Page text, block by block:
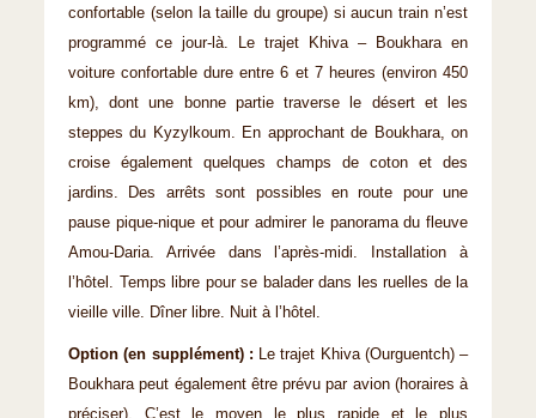
confortable (selon la taille du groupe) si aucun train n’est
programmé ce jour-là. Le trajet Khiva – Boukhara en
voiture confortable dure entre 6 et 7 heures (environ 450
km), dont une bonne partie traverse le désert et les
steppes du Kyzylkoum. En approchant de Boukhara, on
croise également quelques champs de coton et des
jardins. Des arrêts sont possibles en route pour une
pause pique-nique et pour admirer le panorama du fleuve
Amou-Daria. Arrivée dans l’après-midi. Installation à
l’hôtel. Temps libre pour se balader dans les ruelles de la
vieille ville. Dîner libre. Nuit à l’hôtel.
Option (en supplément) : Le trajet Khiva (Ourguentch) –
Boukhara peut également être prévu par avion (horaires à
préciser). C’est le moyen le plus rapide et le plus